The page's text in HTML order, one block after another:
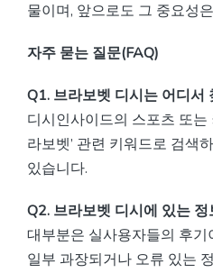
물이며, 앞으로도 그 중요성
자주 묻는 질문(FAQ)
Q1. 브라보벳 디시는 어디서
디시인사이드의 스포츠 또는
라보벳’ 관련 키워드로 검색
있습니다.
Q2. 브라보벳 디시에 있는
대부분은 실사용자들의 후
일부 과장되거나 오류 있는